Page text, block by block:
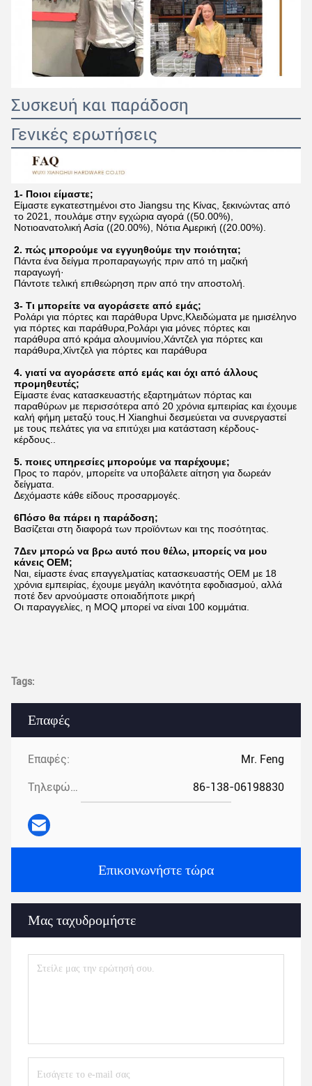
Επαφές
Επαφές: Mr. Feng
Τηλεφώνημα: 86-138-06198830
Επικοινωνήστε τώρα
Μας ταχυδρομήστε
Συσκευή και παράδοση
Γενικές ερωτήσεις
1- Ποιοι είμαστε;
Είμαστε εγκατεστημένοι στο Jiangsu της Κίνας, ξεκινώντας από
το 2021, πουλάμε στην εγχώρια αγορά ((50.00%),
Νοτιοανατολική Ασία ((20.00%), Νότια Αμερική ((20.00%).
2. πώς μπορούμε να εγγυηθούμε την ποιότητα;
Πάντα ένα δείγμα προπαραγωγής πριν από τη μαζική
παραγωγή·
Πάντοτε τελική επιθεώρηση πριν από την αποστολή.
3- Τι μπορείτε να αγοράσετε από εμάς;
Ρολάρι για πόρτες και παράθυρα Upvc,Κλειδώματα με ημισέληνο
για πόρτες και παράθυρα,Ρολάρι για μόνες πόρτες και
παράθυρα από κράμα αλουμινίου,Χάντζελ για πόρτες και
παράθυρα,Χίντζελ για πόρτες και παράθυρα
4. γιατί να αγοράσετε από εμάς και όχι από άλλους
προμηθευτές;
Είμαστε ένας κατασκευαστής εξαρτημάτων πόρτας και
παραθύρων με περισσότερα από 20 χρόνια εμπειρίας και έχουμε
καλή φήμη μεταξύ τους.Η Xianghui δεσμεύεται να συνεργαστεί
με τους πελάτες για να επιτύχει μια κατάσταση κέρδους-
κέρδους..
5. ποιες υπηρεσίες μπορούμε να παρέχουμε;
Προς το παρόν, μπορείτε να υποβάλετε αίτηση για δωρεάν
δείγματα.
Δεχόμαστε κάθε είδους προσαρμογές.
6Πόσο θα πάρει η παράδοση;
Βασίζεται στη διαφορά των προϊόντων και της ποσότητας.
7Δεν μπορώ να βρω αυτό που θέλω, μπορείς να μου
κάνεις OEM;
Ναι, είμαστε ένας επαγγελματίας κατασκευαστής OEM με 18
χρόνια εμπειρίας, έχουμε μεγάλη ικανότητα εφοδιασμού, αλλά
ποτέ δεν αρνούμαστε οποιαδήποτε μικρή
Οι παραγγελίες, η MOQ μπορεί να είναι 100 κομμάτια.
Tags: